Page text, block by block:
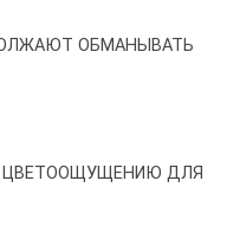
ОБМАНЫВАТЬ
ЦВЕТООЩУЩЕНИЮ ДЛЯ